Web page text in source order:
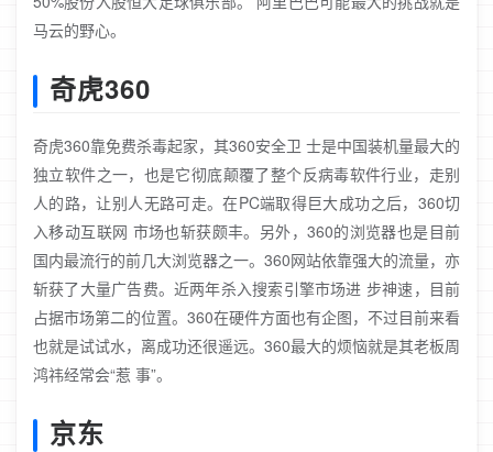
马云的野心。
奇虎360
奇虎360靠免费杀毒起家，其360安全卫 士是中国装机量最大的
独立软件之一，也是它彻底颠覆了整个反病毒软件行业，走别
人的路，让别人无路可走。在PC端取得巨大成功之后，360切
入移动互联网 市场也斩获颇丰。另外，360的浏览器也是目前
国内最流行的前几大浏览器之一。360网站依靠强大的流量，亦
斩获了大量广告费。近两年杀入搜索引擎市场进 步神速，目前
占据市场第二的位置。360在硬件方面也有企图，不过目前来看
也就是试试水，离成功还很遥远。360最大的烦恼就是其老板周
鸿祎经常会“惹 事”。
京东